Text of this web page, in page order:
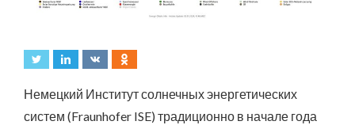
Немецкий Институт солнечных энергетических
систем (Fraunhofer ISE) традиционно в начале года